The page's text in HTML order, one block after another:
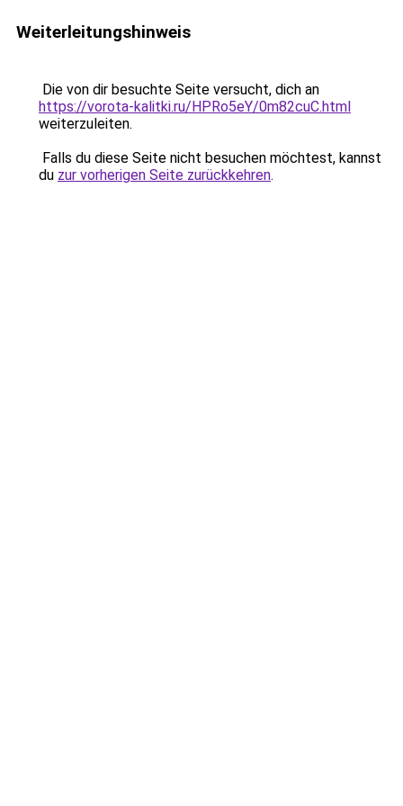
Weiterleitungshinweis
Die von dir besuchte Seite versucht, dich an
https://vorota-kalitki.ru/HPRo5eY/0m82cuC.html
weiterzuleiten.
Falls du diese Seite nicht besuchen möchtest, kannst
du zur vorherigen Seite zurückkehren.